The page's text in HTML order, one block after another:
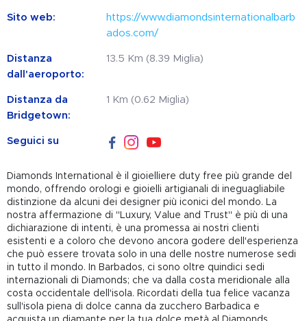
Sito web:
https://www.diamondsinternationalbarb
ados.com/
Distanza
dall'aeroporto:
13.5 Km (8.39 Miglia)
Distanza da
Bridgetown:
1 Km (0.62 Miglia)
Seguici su
Diamonds International è il gioielliere duty free più grande del
mondo, offrendo orologi e gioielli artigianali di ineguagliabile
distinzione da alcuni dei designer più iconici del mondo. La
nostra affermazione di "Luxury, Value and Trust" è più di una
dichiarazione di intenti, è una promessa ai nostri clienti
esistenti e a coloro che devono ancora godere dell'esperienza
che può essere trovata solo in una delle nostre numerose sedi
in tutto il mondo. In Barbados, ci sono oltre quindici sedi
internazionali di Diamonds; che va dalla costa meridionale alla
costa occidentale dell'isola. Ricordati della tua felice vacanza
sull'isola piena di dolce canna da zucchero Barbadica e